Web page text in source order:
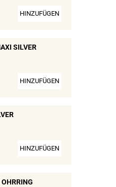
HINZUFÜGEN
SILVER
HINZUFÜGEN
HINZUFÜGEN